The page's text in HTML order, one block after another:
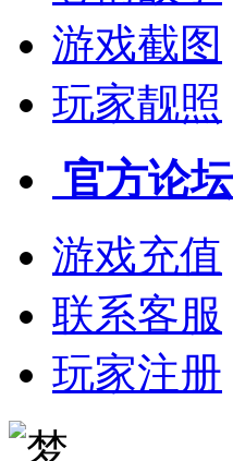
游戏截图
玩家靓照
官方论坛
游戏充值
联系客服
玩家注册